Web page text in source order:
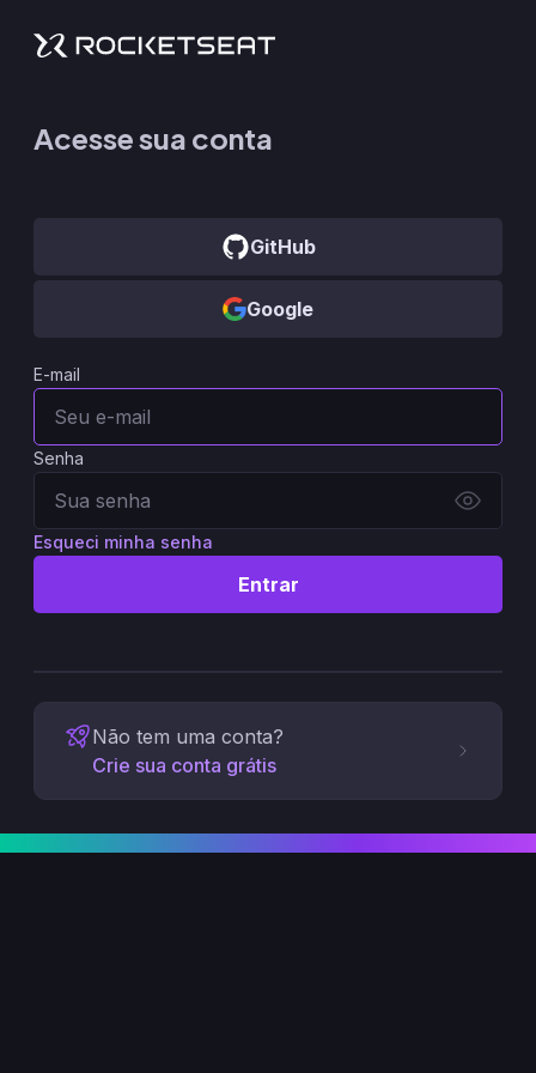
Acesse sua conta
GitHub
Google
E-mail
Senha
Esqueci minha senha
Entrar
Não tem uma conta?
Crie sua conta grátis